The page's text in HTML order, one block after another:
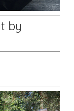
by